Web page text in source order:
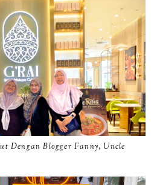
Dengan Blogger Fanny, Uncle